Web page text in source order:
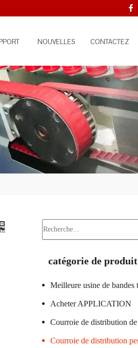
NOUVELLES CONTACTEZ
Search
catégorie de produit
Acheter APPLICATION